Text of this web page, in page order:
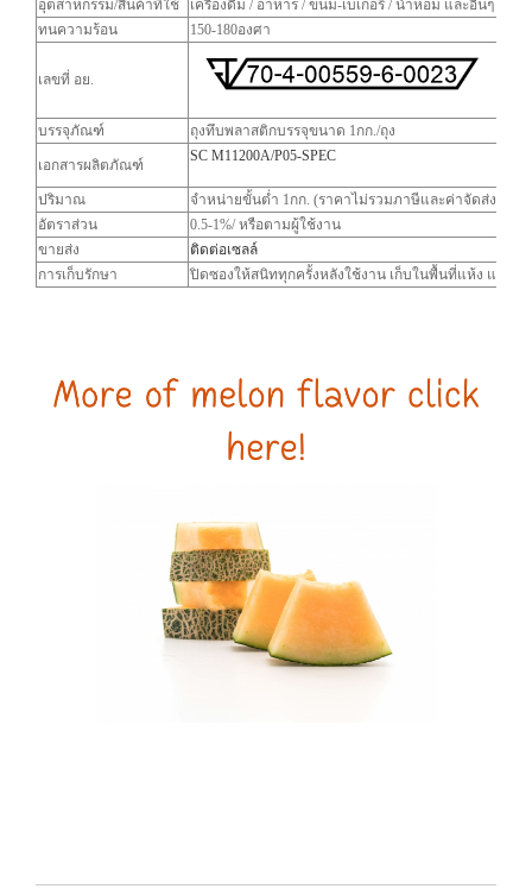
อุตสาหกรรม/สินค้าที่ใช้
เครื่องดื่ม / อาหาร / ขนม-เบเกอรี่ / น้ำหอม และอื่นๆ
ทนความร้อน
150-180องศา
เลขที่ อย.
บรรจุภัณฑ์ ถุงทึบพลาสติกบรรจุขนาด 1กก./ถุง
เอกสารผลิตภัณฑ์
SC M11200A/P05-SPEC
ปริมาณ
จำหน่ายขั้นต่ำ 1กก. (ราคาไม่รวมภาษีและค่าจัดส่ง)
อัตราส่วน
0.5-1%/ หรือตามผู้ใช้งาน
ขายส่ง
ติดต่อเซลล์
การเก็บรักษา
ปิดซองให้สนิททุกครั้งหลังใช้งาน เก็บในพื้นที่แห้ง และพ้